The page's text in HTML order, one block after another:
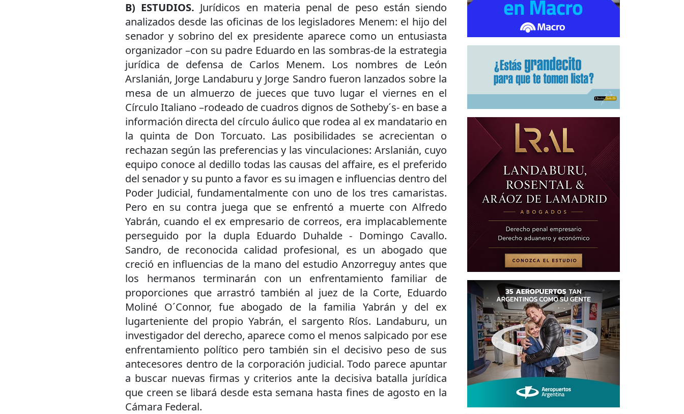
B) ESTUDIOS. Jurídicos en materia penal de peso están siendo
analizados desde las oficinas de los legisladores Menem: el hijo del
senador y sobrino del ex presidente aparece como un entusiasta
organizador –con su padre Eduardo en las sombras-de la estrategia
jurídica de defensa de Carlos Menem. Los nombres de León
Arslanián, Jorge Landaburu y Jorge Sandro fueron lanzados sobre la
mesa de un almuerzo de jueces que tuvo lugar el viernes en el
Círculo Italiano –rodeado de cuadros dignos de Sotheby´s- en base a
información directa del círculo áulico que rodea al ex mandatario en
la quinta de Don Torcuato. Las posibilidades se acrecientan o
rechazan según las preferencias y las vinculaciones: Arslanián, cuyo
equipo conoce al dedillo todas las causas del affaire, es el preferido
del senador y su punto a favor es su imagen e influencias dentro del
Poder Judicial, fundamentalmente con uno de los tres camaristas.
Pero en su contra juega que se enfrentó a muerte con Alfredo
Yabrán, cuando el ex empresario de correos, era implacablemente
perseguido por la dupla Eduardo Duhalde - Domingo Cavallo.
Sandro, de reconocida calidad profesional, es un abogado que
creció en influencias de la mano del estudio Anzorreguy antes que
los hermanos terminarán con un enfrentamiento familiar de
proporciones que arrastró también al juez de la Corte, Eduardo
Moliné O´Connor, fue abogado de la familia Yabrán y del ex
lugarteniente del propio Yabrán, el sargento Ríos. Landaburu, un
investigador del derecho, aparece como el menos salpicado por ese
enfrentamiento político pero también sin el decisivo peso de sus
antecesores dentro de la corporación judicial. Todo parece apuntar
a buscar nuevas firmas y criterios ante la decisiva batalla jurídica
que creen se libará desde esta semana hasta fines de agosto en la
Cámara Federal.